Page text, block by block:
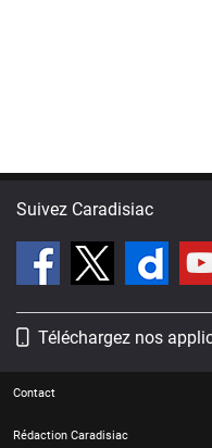
Suivez Caradisiac
Téléchargez nos
Contact
Rédaction Caradisiac